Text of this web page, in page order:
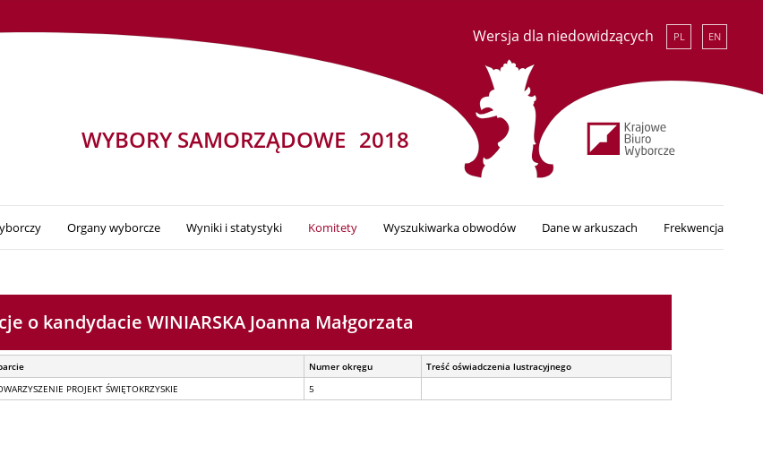
Wersja dla niedowidzących PL EN
WYBORY SAMORZĄDOWE 2018
Organy wyborcze Wyniki i statystyki Komitety Wyszukiwarka obwodów Dane w arkuszach Frekwencja
o kandydacie WINIARSKA Joanna Małgorzata
Numer okręgu
Treść oświadczenia lustracyjnego
PROJEKT ŚWIĘTOKRZYSKIE 5